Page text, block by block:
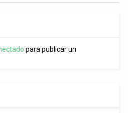
para publicar un